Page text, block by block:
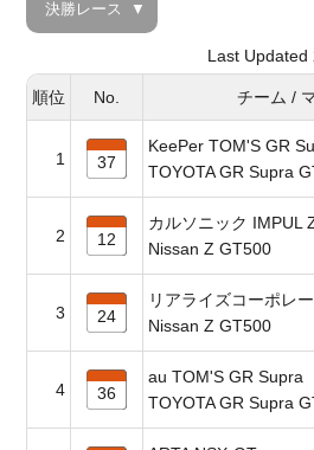
決勝レース
Last
順位 No. チーム /
1 37
KeePer TOM'S GR
TOYOTA GR Supra
2 12
カルソニック IMPUL
Nissan Z GT500
3 24
リアライズコーポレ
Nissan Z GT500
4 36
au TOM'S GR Supra
TOYOTA GR Supra